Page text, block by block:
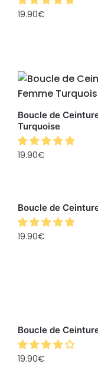
19.90€
Boucle de
Turquoise
19.90€
Boucle de
19.90€
Boucle de
19.90€